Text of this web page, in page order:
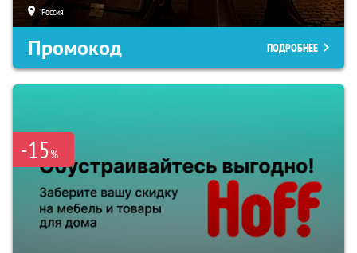
Россия
Промокод ПОДРОБНЕЕ
-15%